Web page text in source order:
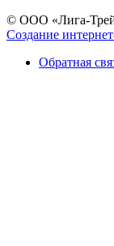
© ООО «Лига-
Создание
Обратная